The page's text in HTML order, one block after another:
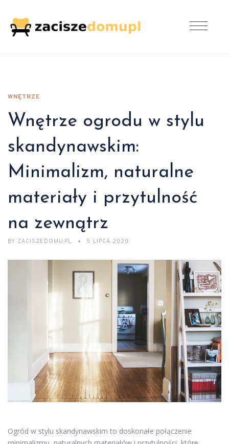
WNĘTRZE
Wnętrze ogrodu w stylu
skandynawskim:
Minimalizm, naturalne
materiały i przytulność
na zewnątrz
BY ZACISZEDOMU.PL 5 LIPCA 2020
Ogród w stylu skandynawskim to doskonałe połączenie